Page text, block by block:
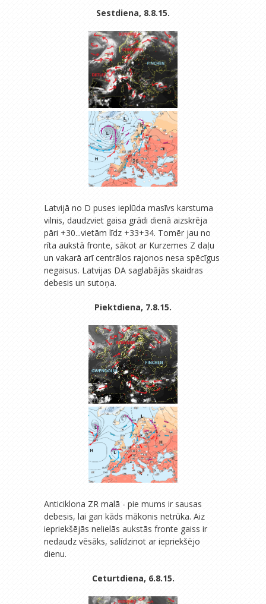
Sestdiena, 8.8.15.
Latvijā no D puses ieplūda masīvs karstuma
vilnis, daudzviet gaisa grādi dienā aizskrēja
pāri +30...vietām līdz +33+34. Tomēr jau no
rīta aukstā fronte, sākot ar Kurzemes Z daļu
un vakarā arī centrālos rajonos nesa spēcīgus
negaisus. Latvijas DA saglabājās skaidras
debesis un sutoņa.
Piektdiena, 7.8.15.
Anticiklona ZR malā - pie mums ir sausas
debesis, lai gan kāds mākonis netrūka. Aiz
iepriekšējās nelielās aukstās fronte gaiss ir
nedaudz vēsāks, salīdzinot ar iepriekšējo
dienu.
Ceturtdiena, 6.8.15.